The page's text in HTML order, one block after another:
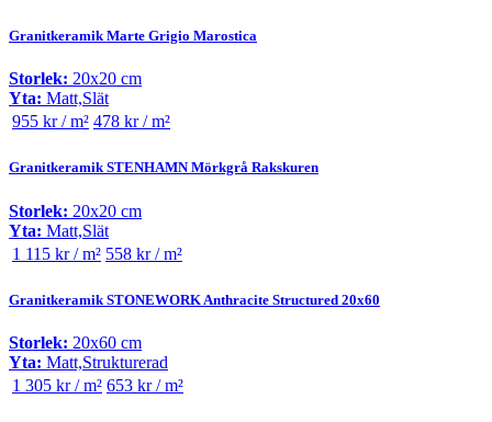
Granitkeramik Marte Grigio Marostica
Storlek: 20x20 cm
Yta: Matt,Slät
955 kr / m² 478 kr / m²
Granitkeramik STENHAMN Mörkgrå Rakskuren
Storlek: 20x20 cm
Yta: Matt,Slät
1 115 kr / m² 558 kr / m²
Granitkeramik STONEWORK Anthracite Structured 20x60
Storlek: 20x60 cm
Yta: Matt,Strukturerad
1 305 kr / m² 653 kr / m²